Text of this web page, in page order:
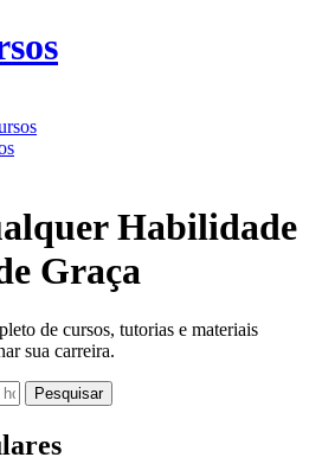
Habilidade
Graça
de cursos, tutorias e materiais
sua carreira.
Pesquisar